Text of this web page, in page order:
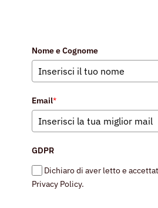
Nome e Cognome
Email*
GDPR
Dichiaro di aver letto e
Privacy Policy.